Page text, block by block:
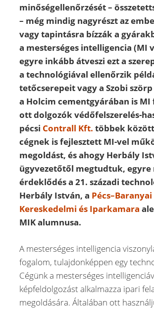
minőségellenőrzését –
– még mindig nagyrészt az
vagy tapintásra bízzák a
a mesterséges intelligencia (MI
egyre inkább átveszi ezt a
a technológiával ellenőrzik
tetőcserepeit vagy a Szobi
a Holcim cementgyárában is MI
ott dolgozók védőfelszerelés-
pécsi Contrall Kft. többek
cégnek is fejlesztett MI-vel
megoldást, és ahogy Herbály
ügyvezetőtől megtudtuk, egyre
érdeklődés a 21. századi
Herbály István, a Pécs–Baranyai
Kereskedelmi és Iparkamara
MIK alumnusa.
A mesterséges intelligencia
fogalom, tulajdonképpen egy
Cégünk a mesterséges
képfeldolgozást alkalmazza ipari
megoldására. Általában ott